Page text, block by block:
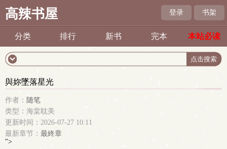
高辣书屋 登录 书架
分类 排行 新书 完本 本站必读
與妳墜落星光
作者： 随笔
类型：海棠耽美
更新时间：2026-07-27 10:11
最新章节： 最終章
">